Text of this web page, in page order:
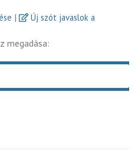
|
Új szót javaslok a
megadása: